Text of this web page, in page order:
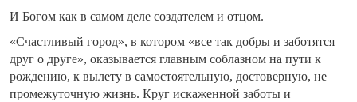
И Богом как в самом деле создателем и отцом.
«Счастливый город», в котором «все так добры и заботятся
друг о друге», оказывается главным соблазном на пути к
рождению, к вылету в самостоятельную, достоверную, не
промежуточную жизнь. Круг искаженной заботы и